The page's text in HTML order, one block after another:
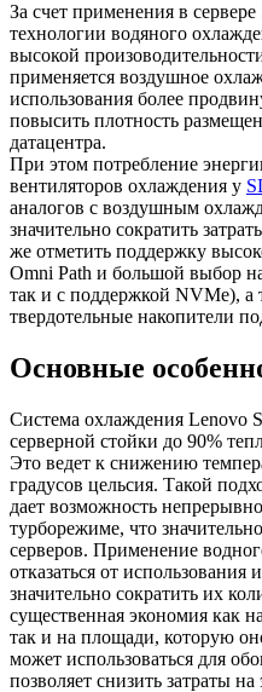
За счет применения в
технологии водяного
высокой
применяется воздушное
использования более
повысить плотность
датацентра.
При этом потребление
вентиляторов охлаждения у
аналогов с воздушным
значительно сократить
же отметить поддержку
Omni Path и большой выбор
так и с поддержкой NVMe), а
твердотельные накопители
Основные
Система охлаждения Lenovo
серверной стойки до 90%
Это ведет к снижению
градусов цельсия. Такой
дает возможность
турборежиме, что
серверов. Применение
отказаться от
значительно сократить их
существенная экономия как
так и на площади, которую
может использоваться для
позволяет снизить затраты